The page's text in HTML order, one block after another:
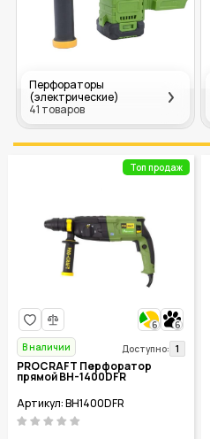
Перфораторы
(электрические)
41 товаров
Топ продаж
6
6
В наличии
Доступно: 1
PROCRAFT Перфоратор
прямой BH-1400DFR
Артикул: BH1400DFR